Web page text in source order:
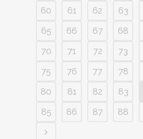
60
61 62 63
65
66 67 68
70
71 72 73
75
76 77 78
80
81 82 83
85
86 87 88